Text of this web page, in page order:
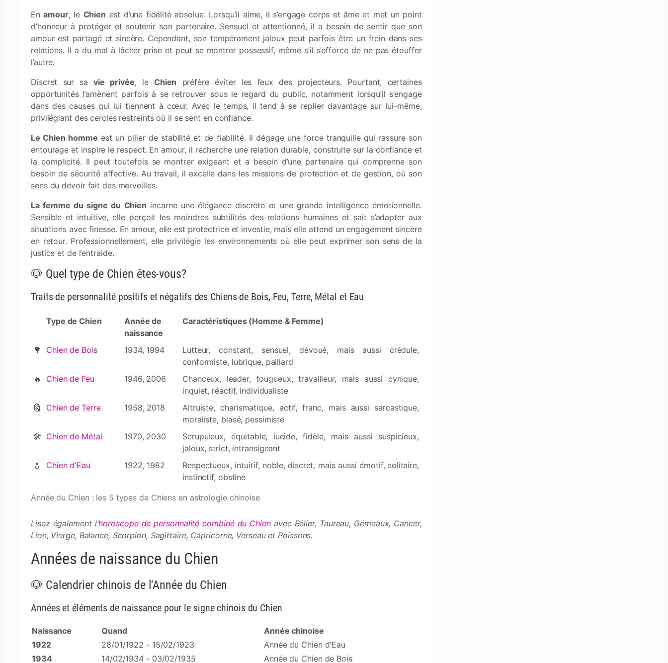
Enamour, le Chien est d’une fidélité absolue. Lorsqu’il aime, il s’engage corps et âme et met un point
d’honneur à protéger et soutenir son partenaire. Sensuel et attentionné, il a besoin de sentir que son
amour est partagé et sincère. Cependant, son tempérament jaloux peut parfois être un frein dans ses
relations. Il a du mal à lâcher prise et peut se montrer possessif, même s’il s’efforce de ne pas étouffer
l’autre.
Discret sur savie privée, le Chien préfère éviter les feux des projecteurs. Pourtant, certaines
opportunités l’amènent parfois à se retrouver sous le regard du public, notamment lorsqu’il s’engage
dans des causes qui lui tiennent à cœur. Avec le temps, il tend à se replier davantage sur lui-même,
privilégiant des cercles restreints où il se sent en confiance.
Le Chien homme est un pilier de stabilité et de fiabilité. Il dégage une force tranquille qui rassure son
entourage et inspire le respect. En amour, il recherche une relation durable, construite sur la confiance et
la complicité. Il peut toutefois se montrer exigeant et a besoin d’une partenaire qui comprenne son
besoin de sécurité affective. Au travail, il excelle dans les missions de protection et de gestion, où son
sens du devoir fait des merveilles.
La femme du signe du Chien incarne une élégance discrète et une grande intelligence émotionnelle.
Sensible et intuitive, elle perçoit les moindres subtilités des relations humaines et sait s’adapter aux
situations avec finesse. En amour, elle est protectrice et investie, mais elle attend un engagement sincère
en retour. Professionnellement, elle privilégie les environnements où elle peut exprimer son sens de la
justice et de l’entraide.
🐶 Quel type de Chien êtes-vous?
Traits de personnalité positifs et négatifs des Chiens de Bois, Feu, Terre, Métal et Eau
Année du Chien : les 5 types de Chiens en astrologie chinoise
Type de Chien
Année de
naissance
Caractéristiques (Homme & Femme)
🌳 Chien de Bois 1934, 1994
Lutteur, constant, sensuel, dévoué, mais aussi crédule,
conformiste, lubrique, paillard
🔥
Chien de Feu 1946, 2006
Chanceux, leader, fougueux, travailleur, mais aussi cynique,
inquiet, réactif, individualiste
🗿
Chien de Terre 1958, 2018
Altruiste, charismatique, actif, franc, mais aussi sarcastique,
moraliste, blasé, pessimiste
🛠 Chien de Métal 1970, 2030
Scrupuleux, équitable, lucide, fidèle, mais aussi suspicieux,
jaloux, strict, intransigeant
💧
Chien d'Eau 1922, 1982
Respectueux, intuitif, noble, discret, mais aussi émotif, solitaire,
instinctif, obstiné
Lisez également l'horoscope de personnalité combiné du Chienavec Bélier, Taureau, Gémeaux, Cancer,
Lion, Vierge, Balance, Scorpion, Sagittaire, Capricorne, Verseau et Poissons.
Années de naissance du Chien
🐶 Calendrier chinois de l'Année du Chien
Années et éléments de naissance pour le signe chinois du Chien
Naissance Quand
Année chinoise
1922
28/01/1922 - 15/02/1923
Année du Chien d'Eau
1934
14/02/1934 - 03/02/1935 Année du Chien de Bois